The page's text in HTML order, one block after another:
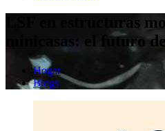
LSF en estructuras
minicasas: el futuro
Hogar
Blogs